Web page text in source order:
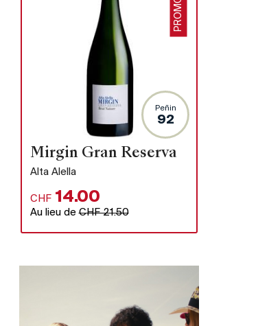
PROMO
Peñin
92
Mirgin Gran Reserva
Alta Alella
CHF 14.00
Au lieu deCHF 21.50